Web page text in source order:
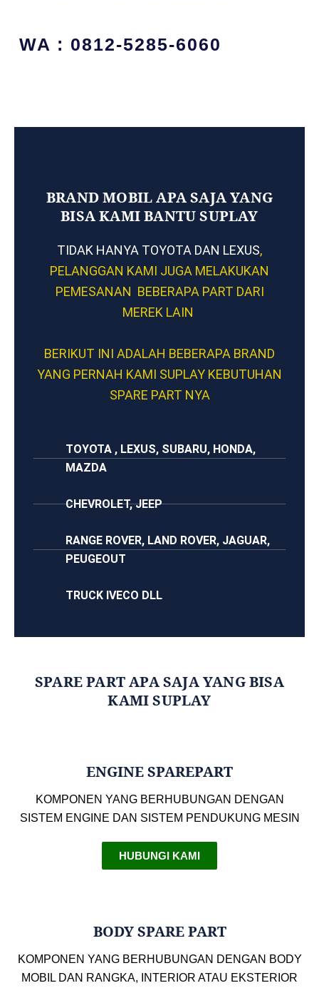
WA : 0812-5285-6060
BRAND MOBIL APA SAJA YANG
BISA KAMI BANTU SUPLAY
TIDAK HANYA TOYOTA DAN LEXUS,
PELANGGAN KAMI JUGA MELAKUKAN
PEMESANAN BEBERAPA PART DARI
MEREK LAIN
BERIKUT INI ADALAH BEBERAPA BRAND
YANG PERNAH KAMI SUPLAY KEBUTUHAN
SPARE PART NYA
TOYOTA , LEXUS, SUBARU, HONDA,
MAZDA
CHEVROLET, JEEP
RANGE ROVER, LAND ROVER, JAGUAR,
PEUGEOUT
TRUCK IVECO DLL
SPARE PART APA SAJA YANG BISA
KAMI SUPLAY
ENGINE SPAREPART
KOMPONEN YANG BERHUBUNGAN DENGAN
SISTEM ENGINE DAN SISTEM PENDUKUNG MESIN
HUBUNGI KAMI
BODY SPARE PART
KOMPONEN YANG BERHUBUNGAN DENGAN BODY
MOBIL DAN RANGKA, INTERIOR ATAU EKSTERIOR